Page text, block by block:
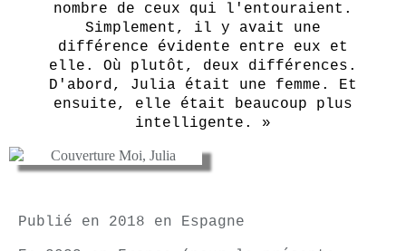
nombre de ceux qui l'entouraient.
Simplement, il y avait une
différence évidente entre eux et
elle. Où plutôt, deux différences.
D'abord, Julia était une femme. Et
ensuite, elle était beaucoup plus
intelligente. »
Publié en 2018 en Espagne